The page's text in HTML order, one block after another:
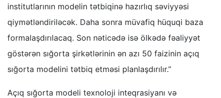
institutlarının modelin tətbiqinə hazırlıq səviyyəsi
qiymətləndiriləcək. Daha sonra müvafiq hüquqi baza
formalaşdırılacaq. Son nəticədə isə ölkədə fəaliyyət
göstərən sığorta şirkətlərinin ən azı 50 faizinin açıq
sığorta modelini tətbiq etməsi planlaşdırılır.”
Açıq sığorta modeli texnoloji inteqrasiyanı və